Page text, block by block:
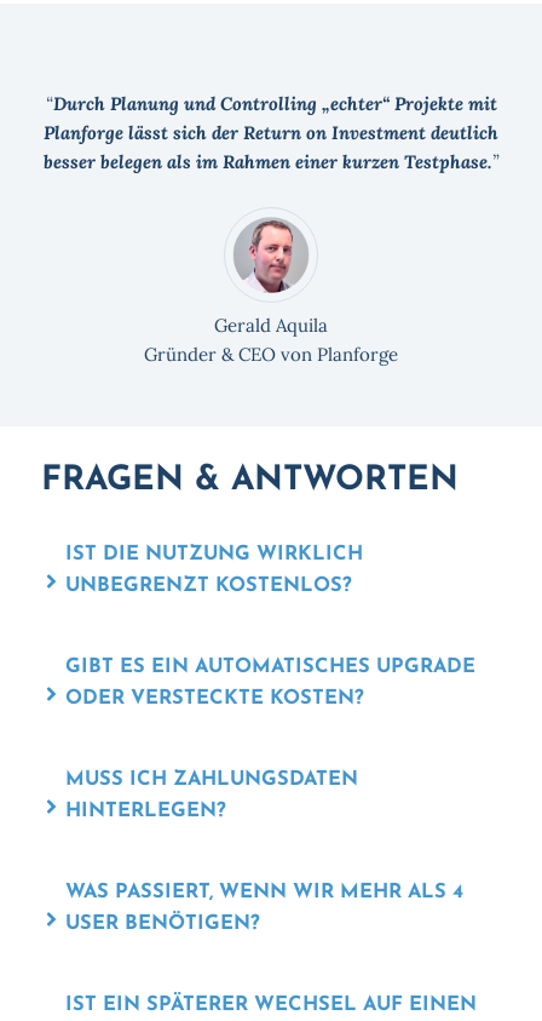
Durch Planung und Controlling „echter“ Projekte mit
Planforge lässt sich der Return on Investment deutlich
besser belegen als im Rahmen einer kurzen Testphase.
Gerald Aquila
Gründer & CEO von Planforge
FRAGEN & ANTWORTEN
IST DIE NUTZUNG WIRKLICH
UNBEGRENZT KOSTENLOS?
GIBT ES EIN AUTOMATISCHES UPGRADE
ODER VERSTECKTE KOSTEN?
MUSS ICH ZAHLUNGSDATEN
HINTERLEGEN?
WAS PASSIERT, WENN WIR MEHR ALS 4
USER BENÖTIGEN?
IST EIN SPÄTERER WECHSEL AUF EINEN